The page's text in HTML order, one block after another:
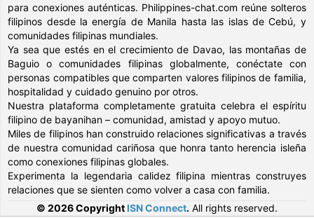
para conexiones auténticas. Philippines-chat.com reúne solteros
filipinos desde la energía de Manila hasta las islas de Cebú, y
comunidades filipinas mundiales.
Ya sea que estés en el crecimiento de Davao, las montañas de
Baguio o comunidades filipinas globalmente, conéctate con
personas compatibles que comparten valores filipinos de familia,
hospitalidad y cuidado genuino por otros.
Nuestra plataforma completamente gratuita celebra el espíritu
filipino de bayanihan – comunidad, amistad y apoyo mutuo.
Miles de filipinos han construido relaciones significativas a través
de nuestra comunidad cariñosa que honra tanto herencia isleña
como conexiones filipinas globales.
Experimenta la legendaria calidez filipina mientras construyes
relaciones que se sienten como volver a casa con familia.
© 2026 Copyright ISN Connect. All rights reserved.